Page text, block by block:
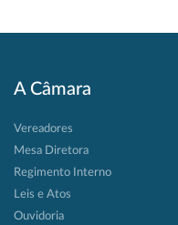
A Câmara
Vereadores
Mesa Diretora
Regimento Interno
Leis e Atos
Ouvidoria